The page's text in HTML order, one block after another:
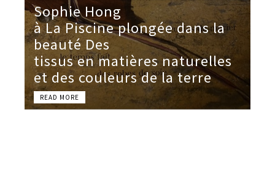
Sophie Hong
à La Piscine plongée dans la
beauté Des
tissus en matières naturelles
et des couleurs de la terre